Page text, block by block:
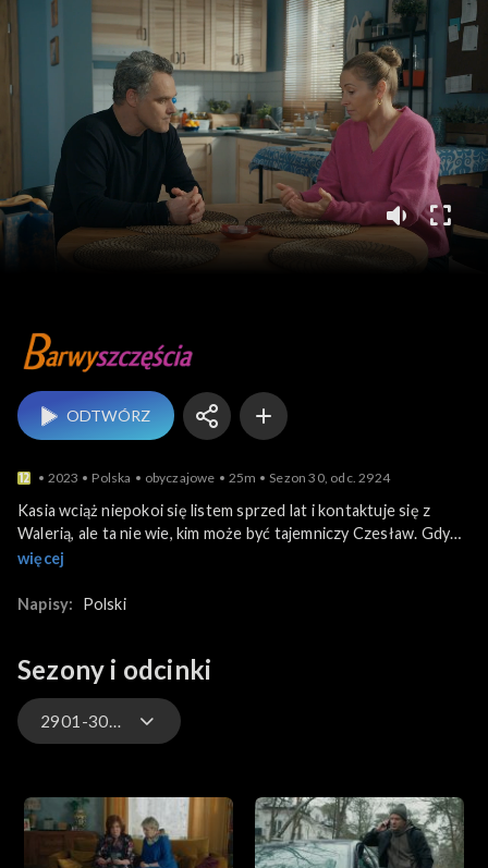
Barwy szczęścia
ODTWÓRZ
2023 Polska obyczajowe 25m Sezon 30, odc. 2924
Kasia wciąż niepokoi się listem sprzed lat i kontaktuje się z
Walerią, ale ta nie wie, kim może być tajemniczy Czesław. Gdy
Sadowska wypytuje o dawnego znajomego Stefana Basię, ta
Grzelakowa dziewczynę okłamała i doskonale zna sekret
więcej
Napisy: Polski
Sezony i odcinki
2901-3000
3201-3300